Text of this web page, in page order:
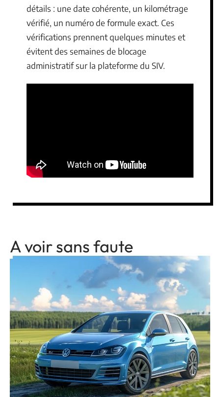
détails : une date cohérente, un kilométrage
vérifié, un numéro de formule exact. Ces
vérifications prennent quelques minutes et
évitent des semaines de blocage
administratif sur la plateforme du SIV.
A voir sans faute